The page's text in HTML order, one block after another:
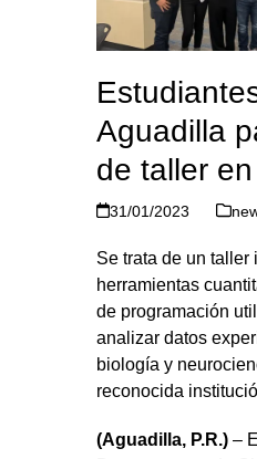
Aguadilla
de taller
31/01/2023
Se trata de un taller
herramientas
de programación
analizar datos
biología y
reconocida
(Aguadilla, P.R.)–